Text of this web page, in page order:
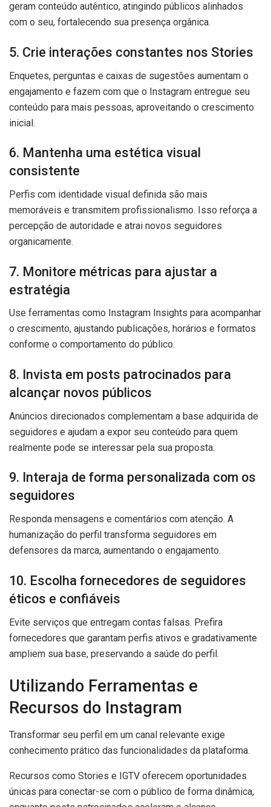
geram conteúdo autêntico, atingindo públicos alinhados
com o seu, fortalecendo sua presença orgânica.
5. Crie interações constantes nos Stories
Enquetes, perguntas e caixas de sugestões aumentam o
engajamento e fazem com que o Instagram entregue seu
conteúdo para mais pessoas, aproveitando o crescimento
inicial.
6. Mantenha uma estética visual
consistente
Perfis com identidade visual definida são mais
memoráveis e transmitem profissionalismo. Isso reforça a
percepção de autoridade e atrai novos seguidores
organicamente.
7. Monitore métricas para ajustar a
estratégia
Use ferramentas como Instagram Insights para acompanhar
o crescimento, ajustando publicações, horários e formatos
conforme o comportamento do público.
8. Invista em posts patrocinados para
alcançar novos públicos
Anúncios direcionados complementam a base adquirida de
seguidores e ajudam a expor seu conteúdo para quem
realmente pode se interessar pela sua proposta.
9. Interaja de forma personalizada com os
seguidores
Responda mensagens e comentários com atenção. A
humanização do perfil transforma seguidores em
defensores da marca, aumentando o engajamento.
10. Escolha fornecedores de seguidores
éticos e confiáveis
Evite serviços que entregam contas falsas. Prefira
fornecedores que garantam perfis ativos e gradativamente
ampliem sua base, preservando a saúde do perfil.
Utilizando Ferramentas e
Recursos do Instagram
Transformar seu perfil em um canal relevante exige
conhecimento prático das funcionalidades da plataforma.
Recursos como Stories e IGTV oferecem oportunidades
únicas para conectar-se com o público de forma dinâmica,